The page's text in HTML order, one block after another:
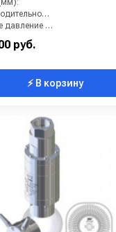
Производительность (л/мин):
Рабочее давление (бар):
руб.
⚡ В корзину